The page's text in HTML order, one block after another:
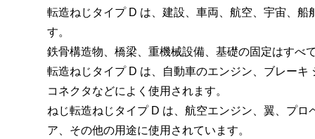
転造ねじタイプ D は、建設、車両、航空、宇宙、
す。
鉄骨構造物、橋梁、重機械設備、基礎の固定はすべ
転造ねじタイプ D は、自動車のエンジン、ブレー
コネクタなどによく使用されます。
ねじ転造ねじタイプ D は、航空エンジン、翼、プ
ア、その他の用途に使用されています。